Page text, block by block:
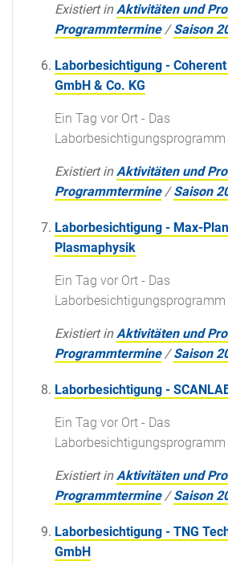
Existiert in Aktivitäten und
Programmtermine /Saison
Laborbesichtigung -
GmbH & Co. KG
Ein Tag vor Ort - Das
Laborbesichtigungsprogramm
Existiert in Aktivitäten und
Programmtermine /Saison
Laborbesichtigung - Max-
Plasmaphysik
Ein Tag vor Ort - Das
Laborbesichtigungsprogramm
Existiert in Aktivitäten und
Programmtermine /Saison
Laborbesichtigung -
Ein Tag vor Ort - Das
Laborbesichtigungsprogramm
Existiert in Aktivitäten und
Programmtermine /Saison
Laborbesichtigung - TNG
GmbH